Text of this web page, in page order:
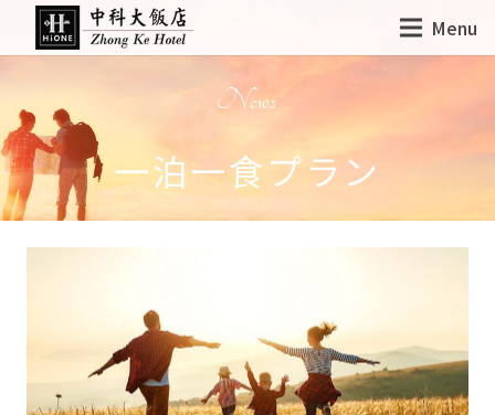
Menu
News
一泊一食プラン